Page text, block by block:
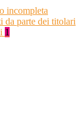
incompleta
da parte dei titolari
1